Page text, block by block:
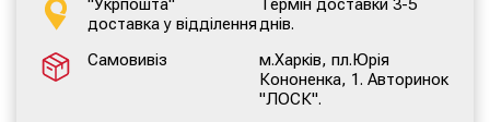
"Укрпошта"
доставка у відділення
Термін доставки 3-5
днів.
Самовивіз
м.Харків, пл.Юрія
Кононенка, 1. Авторинок
"ЛОСК".